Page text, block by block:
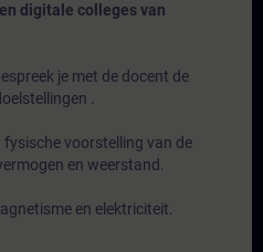
digitale colleges van
je met de docent de
.
fysische voorstelling van de
en weerstand.
en elektriciteit.